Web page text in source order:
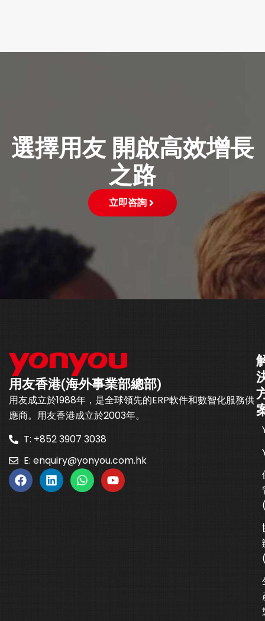
選擇用友 開啟高效增長
之路
立即咨詢
用友香港(海外事業部總部)
用友成立於1988年，是全球領先的ERP軟件和數智化服務供
應商。用友香港成立於2003年。
T: +852 3907 3038
E: enquiry@yonyou.com.hk